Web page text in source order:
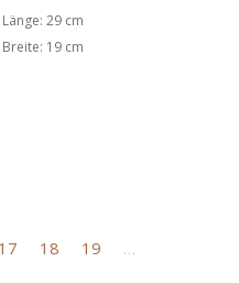
Länge: 29 cm
Breite: 19 cm
17 18 19
…